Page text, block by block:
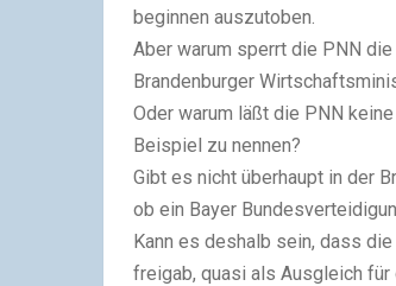
beginnen auszutoben.
Aber warum sperrt die PNN
Brandenburger
Oder warum läßt die PNN
Beispiel zu nennen?
Gibt es nicht überhaupt in der
ob ein Bayer
Kann es deshalb sein, dass
freigab, quasi als Ausgleich für